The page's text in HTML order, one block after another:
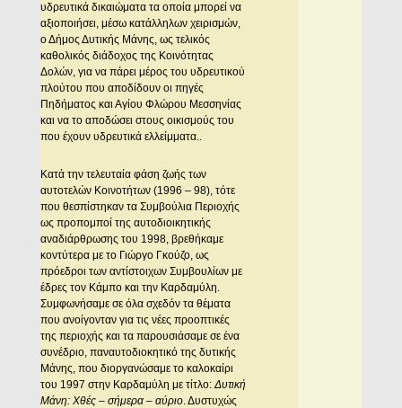
υδρευτικά δικαιώματα τα οποία μπορεί να
αξιοποιήσει, μέσω κατάλληλων χειρισμών,
ο Δήμος Δυτικής Μάνης, ως τελικός
καθολικός διάδοχος της Κοινότητας
Δολών, για να πάρει μέρος του υδρευτικού
πλούτου που αποδίδουν οι πηγές
Πηδήματος και Αγίου Φλώρου Μεσσηνίας
και να το αποδώσει στους οικισμούς του
που έχουν υδρευτικά ελλείμματα..
Κατά την τελευταία φάση ζωής των
αυτοτελών Κοινοτήτων (1996 – 98), τότε
που θεσπίστηκαν τα Συμβούλια Περιοχής
ως προπομποί της αυτοδιοικητικής
αναδιάρθρωσης του 1998, βρεθήκαμε
κοντύτερα με το Γιώργο Γκούζο, ως
πρόεδροι των αντίστοιχων Συμβουλίων με
έδρες τον Κάμπο και την Καρδαμύλη.
Συμφωνήσαμε σε όλα σχεδόν τα θέματα
που ανοίγονταν για τις νέες προοπτικές
της περιοχής και τα παρουσιάσαμε σε ένα
συνέδριο, παναυτοδιοκητικό της δυτικής
Μάνης, που διοργανώσαμε το καλοκαίρι
του 1997 στην Καρδαμύλη με τίτλο:Δυτική
Μάνη: Χθές – σήμερα – αύριο. Δυστυχώς